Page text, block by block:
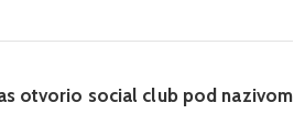
otvorio social club pod nazivom